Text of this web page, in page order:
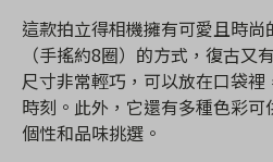
這款拍立得相機擁有可愛且時尚
（手搖約8圈）的方式，復古又
尺寸非常輕巧，可以放在口袋
時刻。此外，它還有多種色彩
個性和品味挑選。